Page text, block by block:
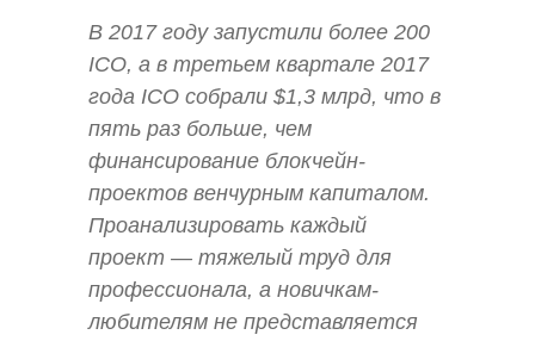
В 2017 году запустили более 200
ICO, а в третьем квартале 2017
года ICO собрали $1,3 млрд, что в
пять раз больше, чем
финансирование блокчейн-
проектов венчурным капиталом.
Проанализировать каждый
проект — тяжелый труд для
профессионала, а новичкам-
любителям не представляется